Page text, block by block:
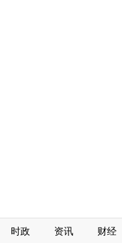
时政 资讯 财经